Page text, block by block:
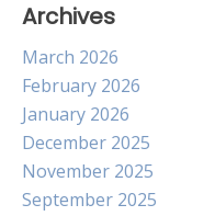
Archives
March 2026
February 2026
January 2026
December 2025
November 2025
September 2025